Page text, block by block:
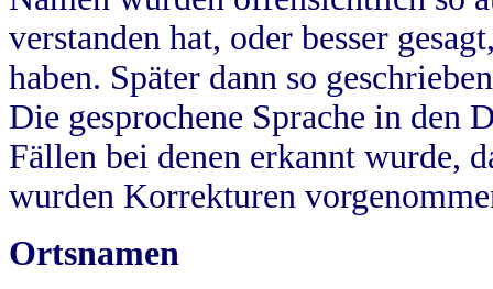
verstanden hat, oder besser
haben. Später dann so
Die gesprochene Sprache in
Fällen bei denen erkannt wurde,
wurden Korrekturen
Ortsnamen